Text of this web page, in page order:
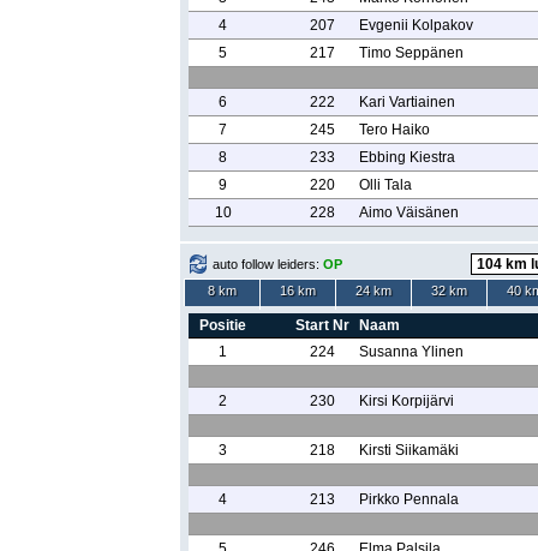
4
207
Evgenii Kolpakov
5
217 Timo Seppänen
6 222
Kari Vartiainen
7
245
Tero Haiko
8
233
Ebbing Kiestra
9
220
Olli Tala
10
228 Aimo Väisänen
auto follow leiders: OP
8 km
16 km 24 km 32 km 40
Positie Start Nr
Naam
1
224 Susanna Ylinen
2 230 Kirsi Korpijärvi
3 218 Kirsti Siikamäki
4 213 Pirkko Pennala